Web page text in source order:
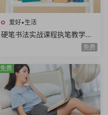
爱好•生活
硬笔书法实战课程执笔教学基
本笔画偏旁部首间架结构例字
免费
免费